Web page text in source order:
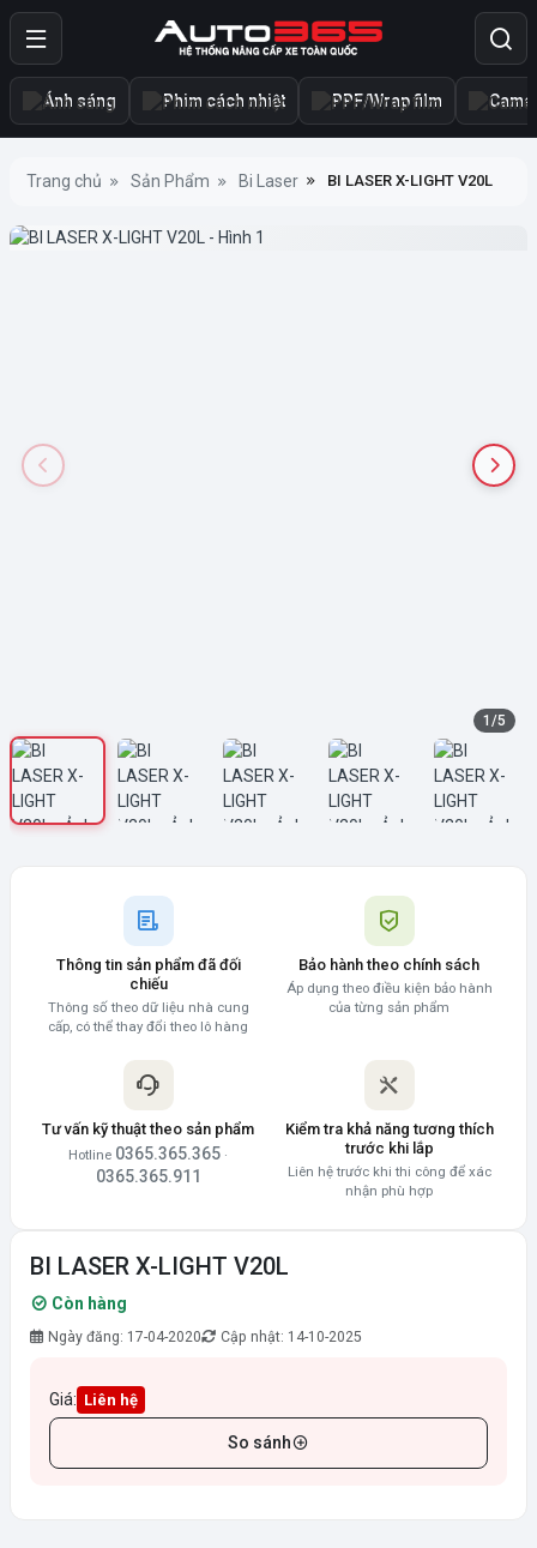
Ánh sáng Phim cách nhiệt PPF/Wrap film
Trang chủ Sản Phẩm Bi Laser BI LASER X-LIGHT V20L
1 /5
Thông tin sản phẩm đã đối
chiếu
Thông số theo dữ liệu nhà cung
cấp, có thể thay đổi theo lô hàng
Bảo hành theo chính sách
Áp dụng theo điều kiện bảo hành
của từng sản phẩm
Tư vấn kỹ thuật theo sản phẩm
Hotline 0365.365.365 ·
0365.365.911
Kiểm tra khả năng tương thích
trước khi lắp
Liên hệ trước khi thi công để xác
nhận phù hợp
BI LASER X-LIGHT V20L
Còn hàng
Ngày đăng: 17-04-2020 Cập nhật: 14-10-2025
Giá: Liên hệ
So sánh